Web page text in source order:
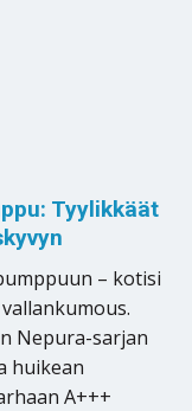
Tyylikkäät
– kotisi
Nepura-sarjan
huikean
A+++